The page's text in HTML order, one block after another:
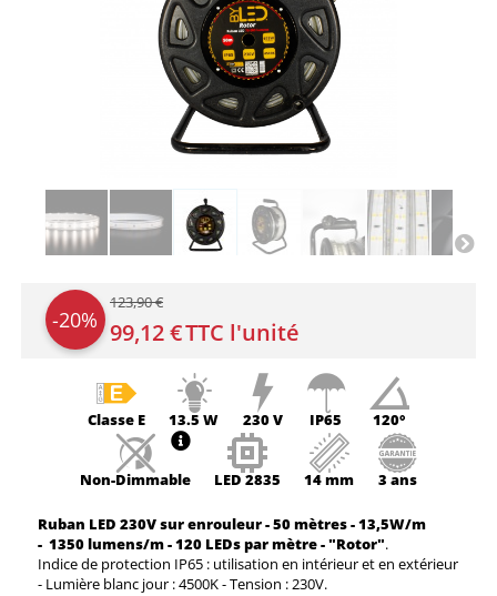
-20%
123,90 €
99,12 €TTC l'unité
Classe E 13.5 W 230 V IP65 120°
Non-Dimmable LED2835 14 mm 3 ans
Ruban LED 230V sur enrouleur - 50 mètres - 13,5W/m
- 1350 lumens/m- 120 LEDs par mètre - "Rotor".
Indice de protection IP65 : utilisation en intérieur et en extérieur
- Lumière blanc jour : 4500K - Tension : 230V.